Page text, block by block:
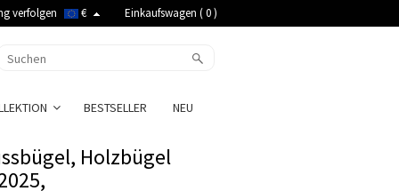
verfolgen € Einkaufswagen (0)
BESTSELLER NEU
Holzbügel